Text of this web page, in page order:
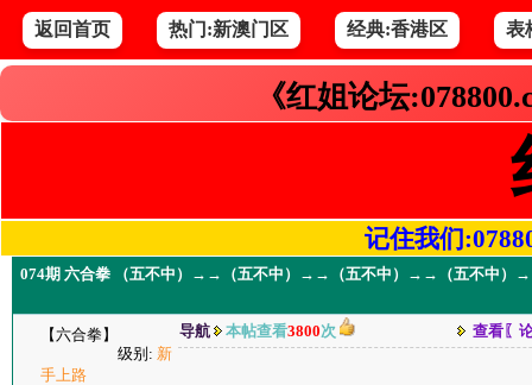
返回首页 热门:新澳门区 经典:香港区 表
《红姐论坛
记住我们
074期 六合拳 （五不中）→→（五不中）→→（五不中）→→（五不中
【六合拳】
级别: 新
手上路
导航 本帖查看3800次 查看〖